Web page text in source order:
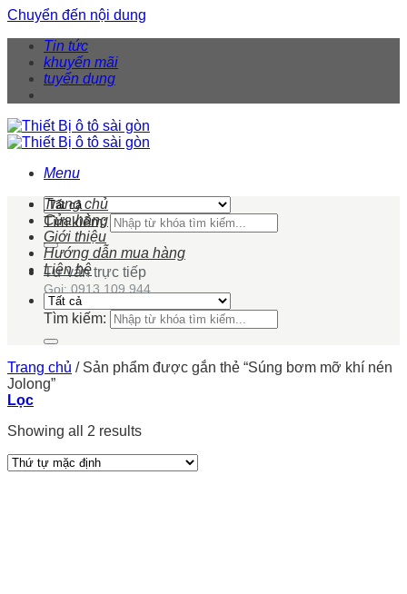
Chuyển đến nội dung
Tin tức
khuyến mãi
tuyển dụng
Menu
Tìm kiếm:
Tư vấn trực tiếp
Gọi: 0913 109 944
Trang chủ
Cửa hàng
Giới thiệu
Hướng dẫn mua hàng
Liên hệ
Tìm kiếm:
Trang chủ /Sản phẩm được gắn thẻ “Súng bơm mỡ khí nén
Jolong”
Lọc
Showing all 2 results